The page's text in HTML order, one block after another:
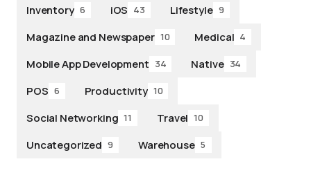
Inventory 6 iOS 43 Lifestyle 9
Magazine and Newspaper 10 Medical 4
Mobile App Development 34 Native 34
POS 6 Productivity 10
Social Networking 11 Travel 10
Uncategorized 9 Warehouse 5